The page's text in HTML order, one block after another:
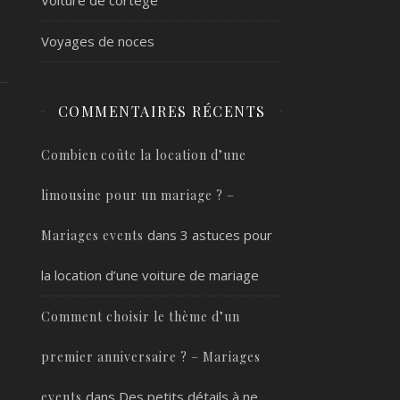
Voyages de noces
COMMENTAIRES RÉCENTS
Combien coûte la location d’une
limousine pour un mariage ? –
Mariages events dans 3 astuces pour
la location d’une voiture de mariage
Comment choisir le thème d’un
premier anniversaire ? – Mariages
events dans Des petits détails à ne